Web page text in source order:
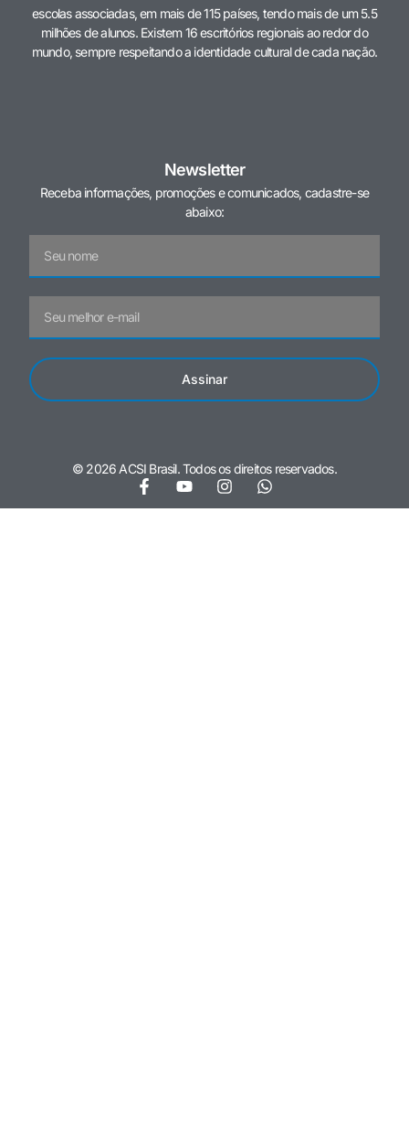
escolas associadas, em mais de 115 países, tendo mais de um 5.5
milhões de alunos. Existem 16 escritórios regionais ao redor do
mundo, sempre respeitando a identidade cultural de cada nação.
Newsletter
Receba informações, promoções e comunicados, cadastre-se
abaixo:
Assinar
© 2026 ACSI Brasil. Todos os direitos reservados.